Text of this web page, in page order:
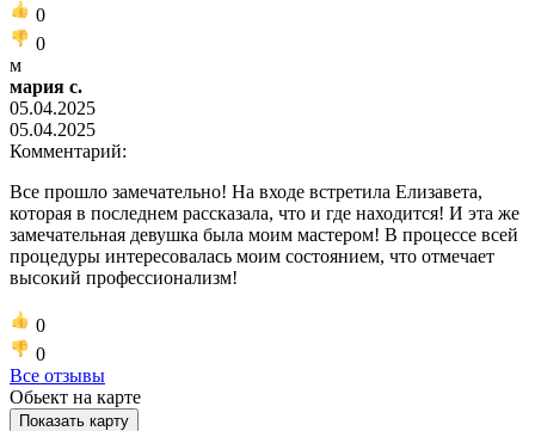
0
0
м
мария с.
05.04.2025
05.04.2025
Комментарий:
Все прошло замечательно! На входе встретила Елизавета,
которая в последнем рассказала, что и где находится! И эта же
замечательная девушка была моим мастером! В процессе всей
процедуры интересовалась моим состоянием, что отмечает
высокий профессионализм!
0
0
Все отзывы
Обьект на карте
Показать карту